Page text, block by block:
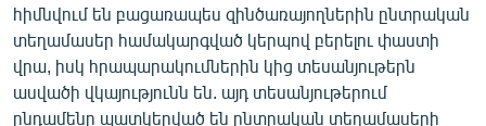
English
Русский
ՀԵՏԵՎԵՔ ՄԵԶ
հիմնվում են բացառապես զինծառայողներին ընտրական
տեղամասեր համակարգված կերպով բերելու փաստի
վրա, իսկ հրապարակումներին կից տեսանյութերն
ասվածի վկայությունն են. այդ տեսանյութերում
ընդամենը պատկերված են ընտրական տեղամասերի